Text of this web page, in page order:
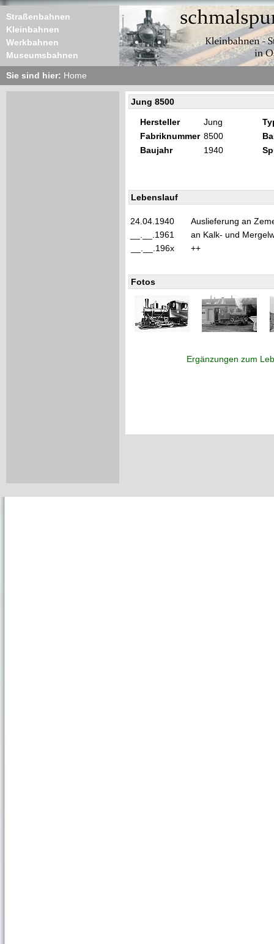
Straßenbahnen
Kleinbahnen
Werkbahnen
Museumsbahnen
Sie sind hier: Home
Jung 8500
Hersteller Jung
Fabriknummer 8500
Baujahr
1940
Lebenslauf
24.04.1940
Auslieferung an
__.__.1961
an Kalk- und
__.__.196x
++
Fotos
Ergänzungen zum